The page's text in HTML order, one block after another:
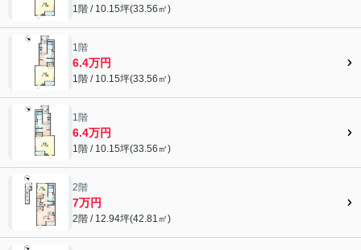
1階 / 10.15坪(33.56㎡)
1階
6.4万円
1階 / 10.15坪(33.56㎡)
1階
6.4万円
1階 / 10.15坪(33.56㎡)
2階
7万円
2階 / 12.94坪(42.81㎡)